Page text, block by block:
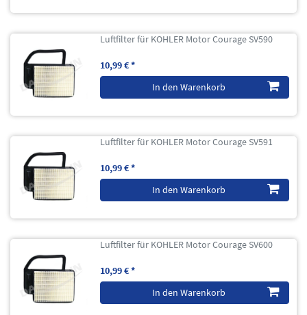
Luftfilter für KOHLER Motor Courage SV590
10,99 € *
In den Warenkorb
Luftfilter für KOHLER Motor Courage SV591
10,99 € *
In den Warenkorb
Luftfilter für KOHLER Motor Courage SV600
10,99 € *
In den Warenkorb